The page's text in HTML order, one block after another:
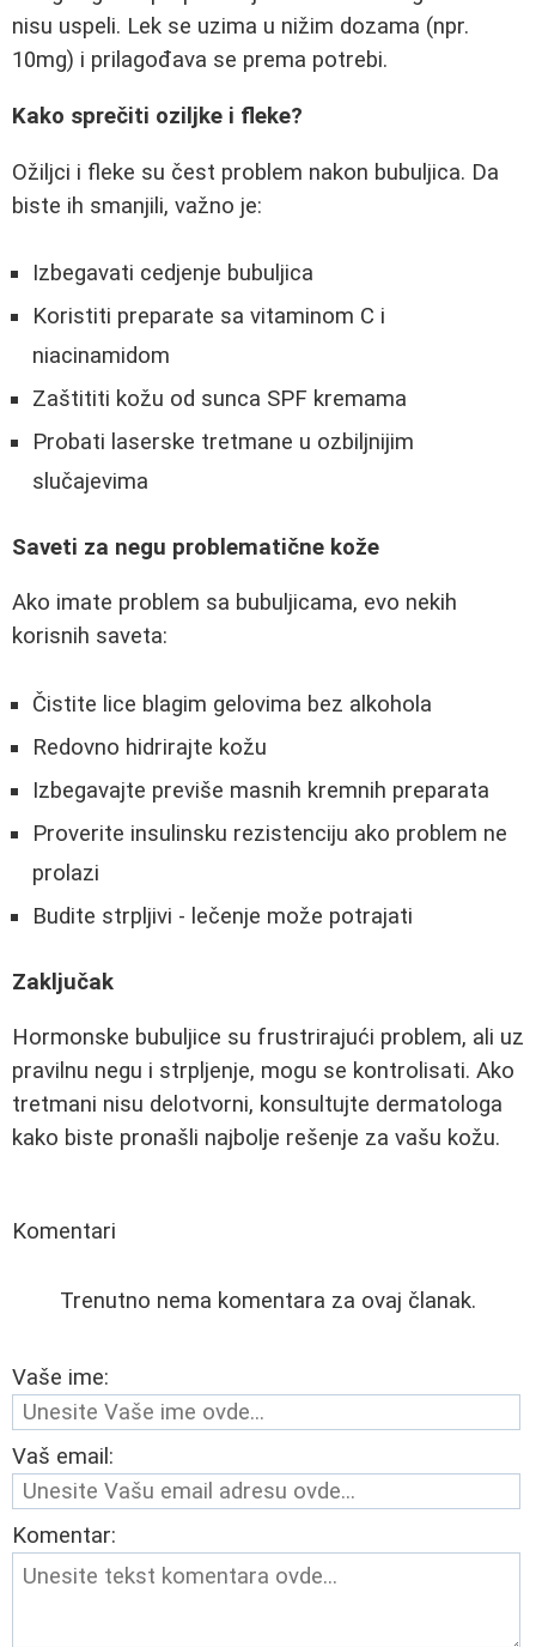
nisu uspeli. Lek se uzima u nižim dozama (npr.
10mg) i prilagođava se prema potrebi.
Kako sprečiti oziljke i fleke?
Ožiljci i fleke su čest problem nakon bubuljica. Da
biste ih smanjili, važno je:
Izbegavati cedjenje bubuljica
Koristiti preparate sa vitaminom C i
niacinamidom
Zaštititi kožu od sunca SPF kremama
Probati laserske tretmane u ozbiljnijim
slučajevima
Saveti za negu problematične kože
Ako imate problem sa bubuljicama, evo nekih
korisnih saveta:
Čistite lice blagim gelovima bez alkohola
Redovno hidrirajte kožu
Izbegavajte previše masnih kremnih preparata
Proverite insulinsku rezistenciju ako problem ne
prolazi
Budite strpljivi - lečenje može potrajati
Zaključak
Hormonske bubuljice su frustrirajući problem, ali uz
pravilnu negu i strpljenje, mogu se kontrolisati. Ako
tretmani nisu delotvorni, konsultujte dermatologa
kako biste pronašli najbolje rešenje za vašu kožu.
Komentari
Trenutno nema komentara za ovaj članak.
Vaše ime:
Vaš email:
Komentar: